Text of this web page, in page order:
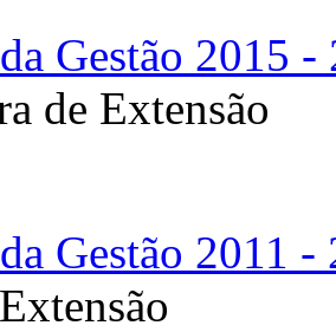
Gestão 2015 -
de Extensão
Gestão 2011 -